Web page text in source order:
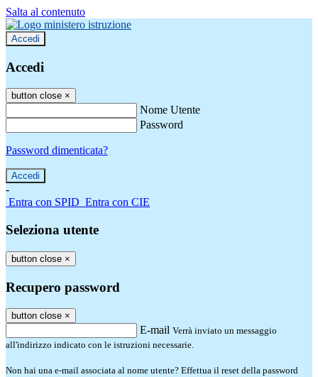
Salta al contenuto
Accedi
Accedi
button close ×
Nome Utente
Password
Password dimenticata?
-
Entra con SPID Entra con CIE
Seleziona utente
button close ×
Recupero password
button close ×
E-mail Verrà inviato un messaggio
all'indirizzo indicato con le istruzioni necessarie.
Non hai una e-mail associata al nome utente? Effettua il reset della password